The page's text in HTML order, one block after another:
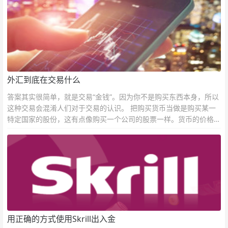
外汇到底在交易什么
答案其实很简单，就是交易“金钱”。因为你不是购买东西本身，所以
这种交易会混淆人们对于交易的认识。 把购买货币当做是购买某一
特定国家的股份，这有点像购买一个公司的股票一样。货币的价格直
用正确的方式使用Skrill出入金